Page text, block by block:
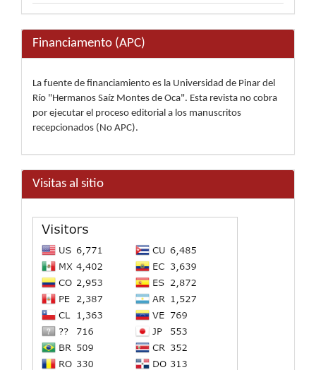
Financiamento (APC)
La fuente de financiamiento es la Universidad de Pinar del
Río "Hermanos Saíz Montes de Oca". Esta revista no cobra
por ejecutar el proceso editorial a los manuscritos
recepcionados (No APC).
Visitas al sitio